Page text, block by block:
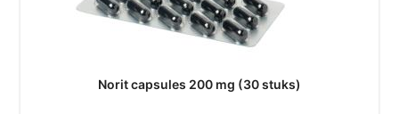
Norit capsules 200 mg (30 stuks)